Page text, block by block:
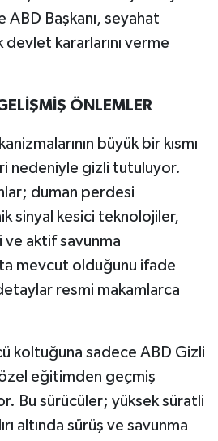
ABD Başkanı, seyahat
devlet kararlarını verme
ÖNLEMLER
büyük bir kısmı
nedeniyle gizli tutuluyor.
duman perdesi
sinyal kesici teknolojiler,
aktif savunma
mevcut olduğunu ifade
resmi makamlarca
koltuğuna sadece ABD Gizli
eğitimden geçmiş
Bu sürücüler; yüksek süratli
altında sürüş ve savunma